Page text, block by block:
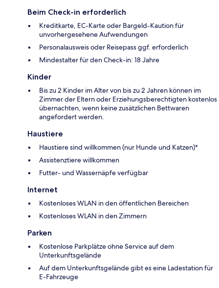
Beim Check-in erforderlich
Kreditkarte, EC-Karte oder Bargeld-Kaution für
unvorhergesehene Aufwendungen
Personalausweis oder Reisepass ggf. erforderlich
Mindestalter für den Check-in: 18 Jahre
Kinder
Bis zu 2 Kinder im Alter von bis zu 2 Jahren können im
Zimmer der Eltern oder Erziehungsberechtigten kostenlos
übernachten, wenn keine zusätzlichen Bettwaren
angefordert werden.
Haustiere
Haustiere sind willkommen (nur Hunde und Katzen)*
Assistenztiere willkommen
Futter- und Wassernäpfe verfügbar
Internet
Kostenloses WLAN in den öffentlichen Bereichen
Kostenloses WLAN in den Zimmern
Parken
Kostenlose Parkplätze ohne Service auf dem
Unterkunftsgelände
Auf dem Unterkunftsgelände gibt es eine Ladestation für
E-Fahrzeuge